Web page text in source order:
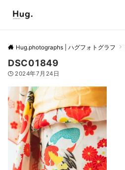
Hug.photographs | ハグフォトグラフ
DSC01849
2024年7月24日